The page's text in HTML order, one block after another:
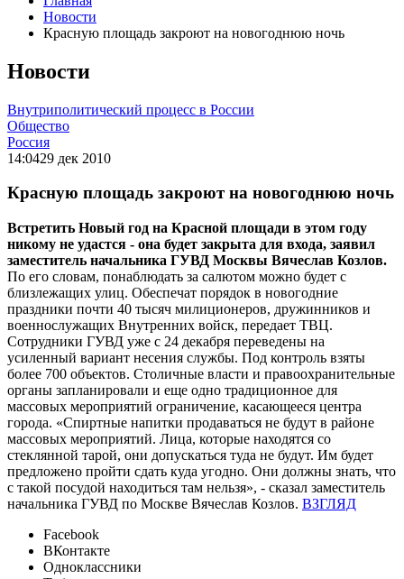
Новости
Красную площадь закроют на новогоднюю ночь
Новости
Внутриполитический процесс в России
Общество
Россия
14:0429 дек 2010
Красную площадь закроют на новогоднюю ночь
Встретить Новый год на Красной площади в этом году
никому не удастся - она будет закрыта для входа, заявил
заместитель начальника ГУВД Москвы Вячеслав Козлов.
По его словам, понаблюдать за салютом можно будет с
близлежащих улиц. Обеспечат порядок в новогодние
праздники почти 40 тысяч милиционеров, дружинников и
военнослужащих Внутренних войск, передает ТВЦ.
Сотрудники ГУВД уже с 24 декабря переведены на
усиленный вариант несения службы. Под контроль взяты
более 700 объектов. Столичные власти и правоохранительные
органы запланировали и еще одно традиционное для
массовых мероприятий ограничение, касающееся центра
города. «Спиртные напитки продаваться не будут в районе
массовых мероприятий. Лица, которые находятся со
стеклянной тарой, они допускаться туда не будут. Им будет
предложено пройти сдать куда угодно. Они должны знать, что
с такой посудой находиться там нельзя», - сказал заместитель
начальника ГУВД по Москве Вячеслав Козлов. ВЗГЛЯД
Facebook
ВКонтакте
Одноклассники